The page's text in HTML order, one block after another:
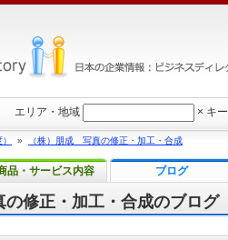
修正・加工・合成のブログ
エリア・地域 × キ
» （株）朋成 写真の修正・加工・合成
品・サービス内容 ブログ